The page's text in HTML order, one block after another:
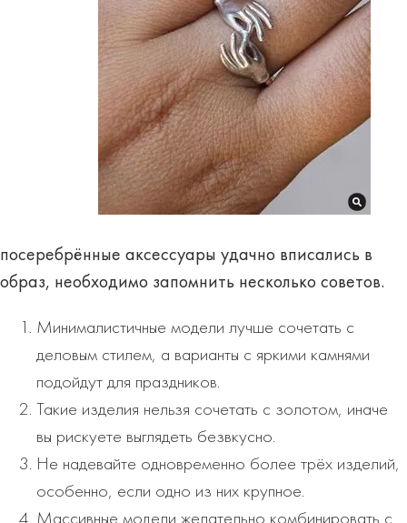
посеребрённые аксессуары удачно вписались в
образ, необходимо запомнить несколько советов.
Минималистичные модели лучше сочетать с
деловым стилем, а варианты с яркими камнями
подойдут для праздников.
Такие изделия нельзя сочетать с золотом, иначе
вы рискуете выглядеть безвкусно.
Не надевайте одновременно более трёх изделий,
особенно, если одно из них крупное.